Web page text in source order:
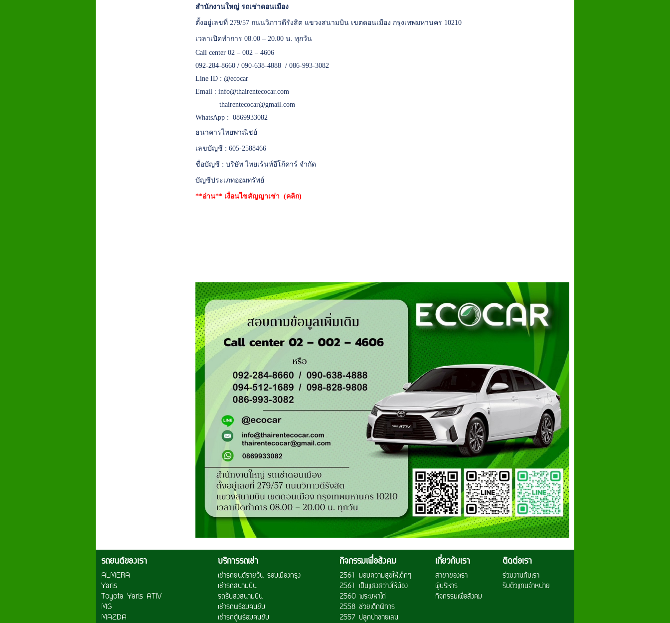
สำนักงานใหญ่ รถเช่าดอนเมือง
ตั้งอยู่เลขที่ 279/57 ถนนวิภาวดีรังสิต แขวงสนามบิน เขตดอนเมือง กรุงเทพมหานคร 10210
เวลาเปิดทำการ 08.00 – 20.00 น. ทุกวัน
Call center 02 – 002 – 4606
092-284-8660 / 090-638-4888 / 086-993-3082
Line ID :@ecocar
Email :info@thairentecocar.com
thairentecocar@gmail.com
WhatsApp : 0869933082
ธนาคารไทยพาณิชย์
เลขบัญชี : 605-2588466
ชื่อบัญชี : บริษัท ไทยเร้นท์อีโก้คาร์ จำกัด
บัญชีประเภทออมทรัพย์
**อ่าน** เงื่อนไขสัญญาเช่า (คลิก)
รถยนต์ของเรา
ALMERA
Yaris
Toyota Yaris ATIV
MG
MAZDA
บริการรถเช่า
เช่ารถยนต์รายวัน รอบเมืองกรุง
เช่ารถสนามบิน
รถรับส่งสนามบิน
เช่ารถพร้อมคนขับ
เช่ารถตู้พร้อมคนขับ
กิจกรรมเพื่อสังคม
2561 มอบความสุขให้เด็กๆ
2561 เป็นแสงสว่างให้น้อง
2560 พระมหาไถ่
2558 ช่วยเด็กพิการ
2557 ปลูกป่าชายเลน
เกี่ยวกับเรา
สาขาของเรา
ผู้บริหาร
กิจกรรมเพื่อสังคม
ติดต่อเรา
ร่วมงานกับเรา
รับตัวแทนจำหน่าย